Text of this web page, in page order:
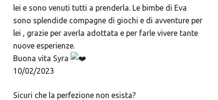
lei e sono venuti tutti a prenderla. Le bimbe di Eva
sono splendide compagne di giochi e di avventure per
lei , grazie per averla adottata e per farle vivere tante
nuove esperienze.
Buona vita Syra
10/02/2023
Sicuri che la perfezione non esista?